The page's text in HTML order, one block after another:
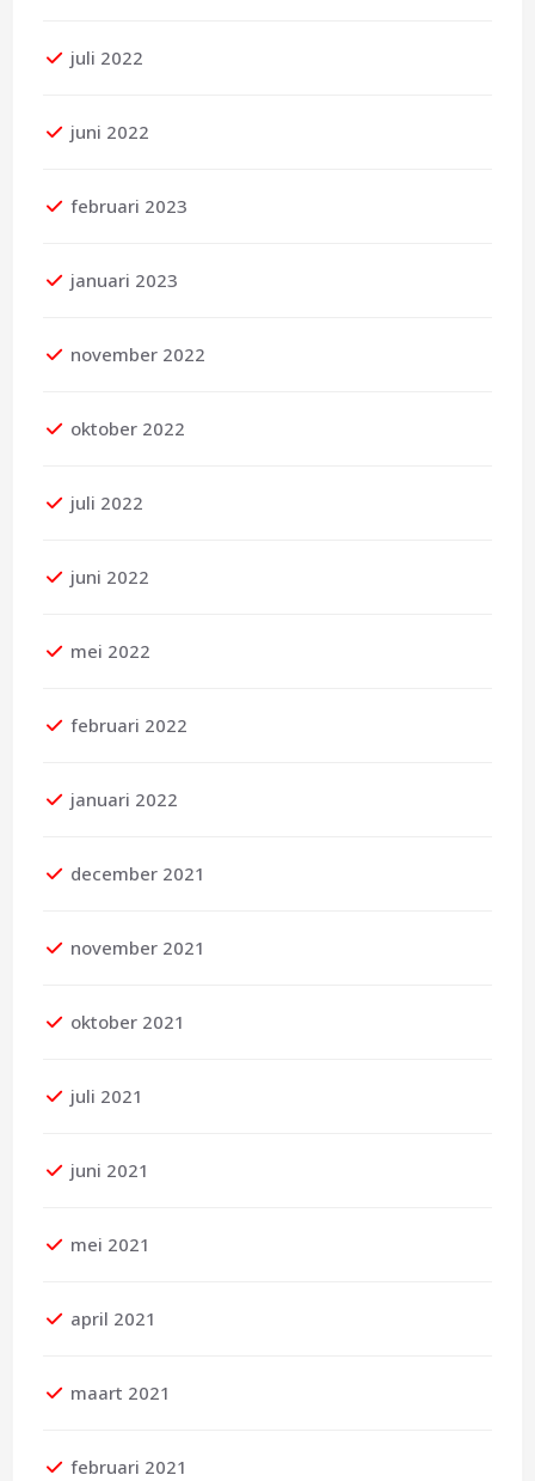
juli 2022
juni 2022
februari 2023
januari 2023
november 2022
oktober 2022
juli 2022
juni 2022
mei 2022
februari 2022
januari 2022
december 2021
november 2021
oktober 2021
juli 2021
juni 2021
mei 2021
april 2021
maart 2021
februari 2021